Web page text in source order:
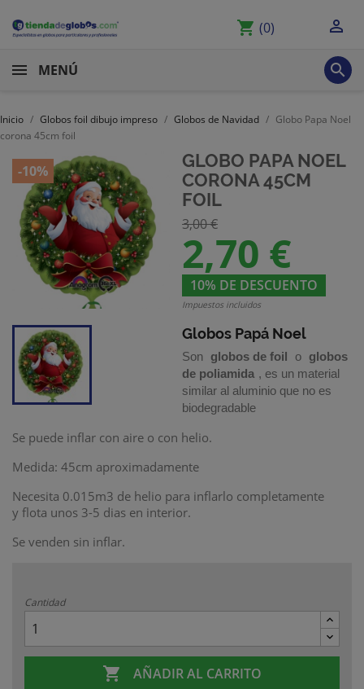
shopping_cart (0) 
MENÚ 
Inicio Globos foil dibujo impreso Globos de Navidad
Globo Papa Noel
corona 45cm foil
-10%
GLOBO PAPA NOEL
CORONA 45CM
FOIL
3,00 €
2,70 €
10% DE DESCUENTO
Impuestos incluidos
Globos Papá Noel
Son globos de foil o globos
de poliamida , es un material
similar al aluminio que no es
biodegradable
Se puede inflar con aire o con helio.
Medida: 45cm aproximadamente
Necesita 0.015m3 de helio para inflarlo completamente
y flota unos 3-5 dias en interior.
Se venden sin inflar.
Cantidad
 AÑADIR AL CARRITO